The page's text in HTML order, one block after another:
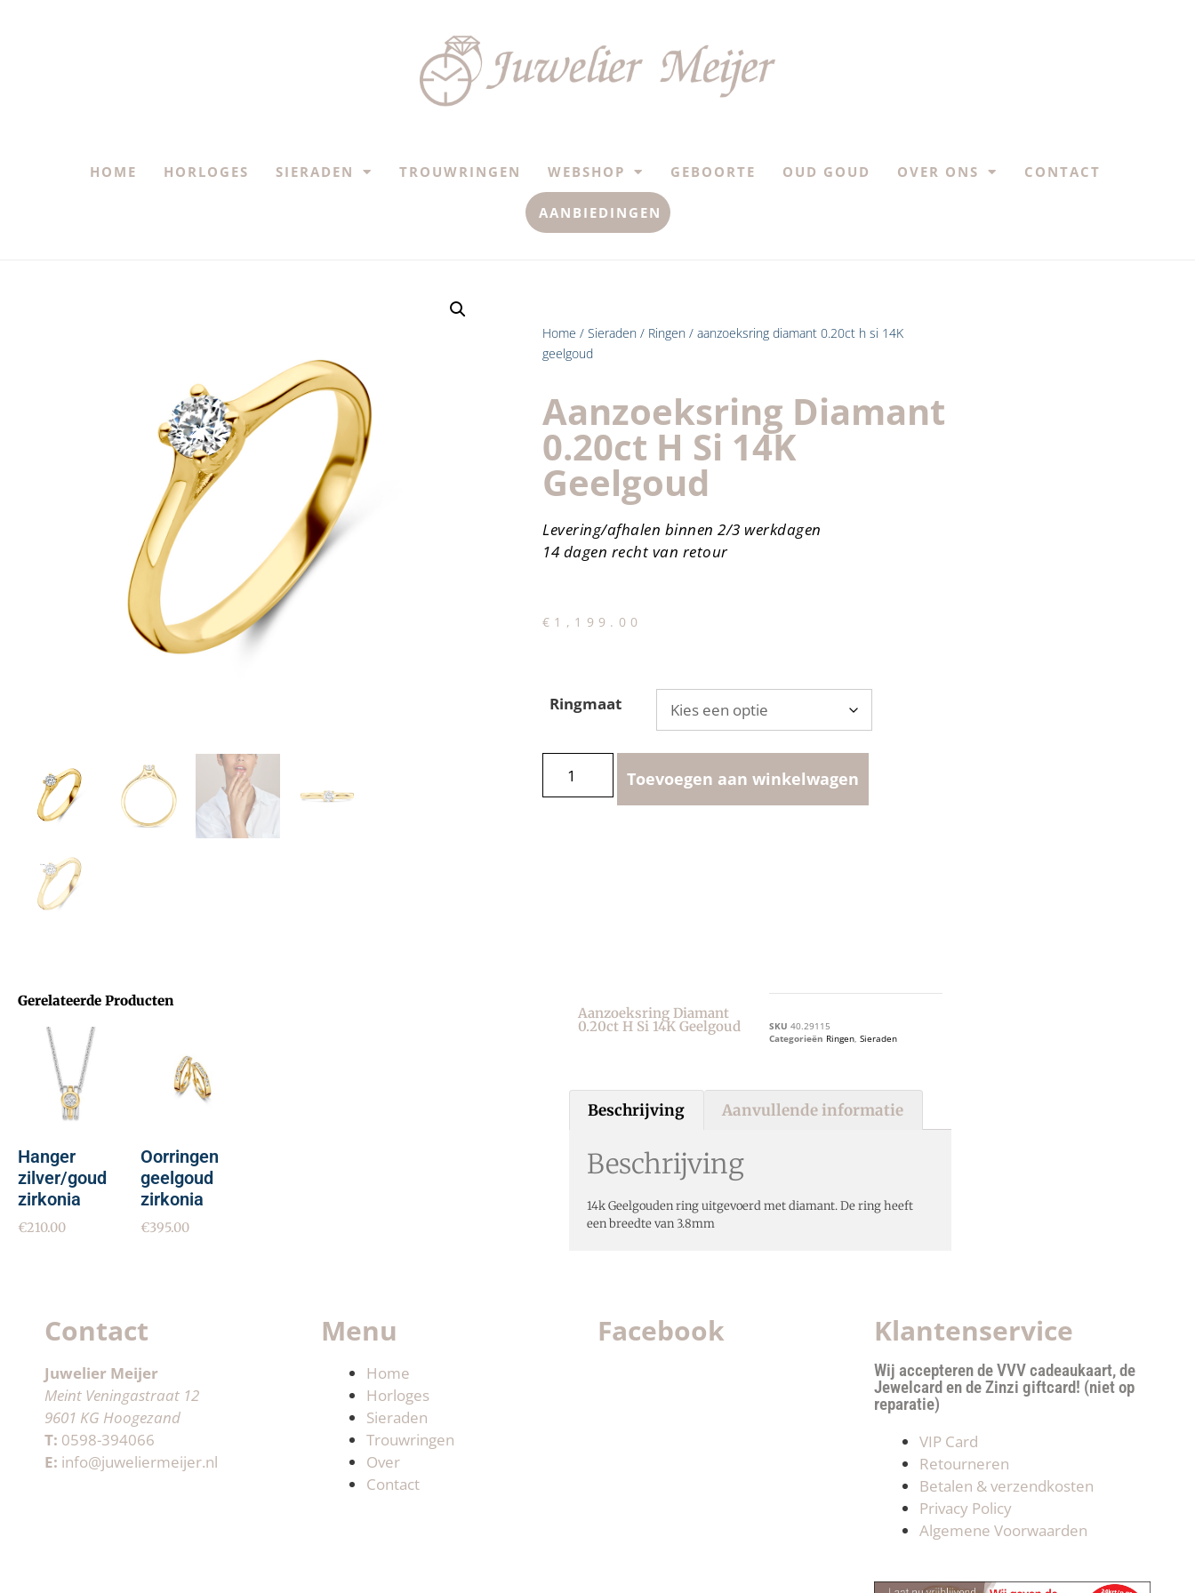
HOME HORLOGES SIERADEN TROUWRINGEN WEBSHOP GEBOORTE OUD GOUD OVER ONS CONTACT
AANBIEDINGEN
Home / Sieraden / Ringen / aanzoeksring diamant 0.20ct h si 14K
geelgoud
Aanzoeksring Diamant
0.20ct H Si 14K
Geelgoud
Levering/afhalen binnen 2/3 werkdagen
14 dagen recht van retour
€ 1,199.00
Ringmaat
Toevoegen aan winkelwagen
Gerelateerde Producten
Hanger
zilver/goud
zirkonia
€210.00
Oorringen
geelgoud
zirkonia
€395.00
Aanzoeksring Diamant
0.20ct H Si 14K Geelgoud SKU 40.29115
Categorieën Ringen, Sieraden
Beschrijving Aanvullende informatie
Beschrijving
14k Geelgouden ring uitgevoerd met diamant. De ring heeft
een breedte van 3.8mm
Contact
Juwelier Meijer
Meint Veningastraat 12
9601 KG Hoogezand
T: 0598-394066
E: info@juweliermeijer.nl
Menu
Home
Horloges
Sieraden
Trouwringen
Over
Contact
Facebook Klantenservice
Wij accepteren de VVV cadeaukaart, de
Jewelcard en de Zinzi giftcard! (niet op
reparatie)
VIP Card
Retourneren
Betalen & verzendkosten
Privacy Policy
Algemene Voorwaarden